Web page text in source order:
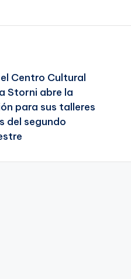
Centro Cultural
Storni abre la
para sus talleres
del segundo